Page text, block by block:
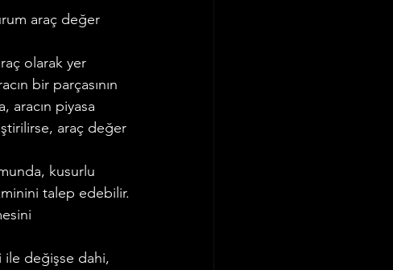
araç değer
olarak yer
bir parçasının
aracın piyasa
araç değer
kusurlu
talep edebilir.
ile değişse dahi,